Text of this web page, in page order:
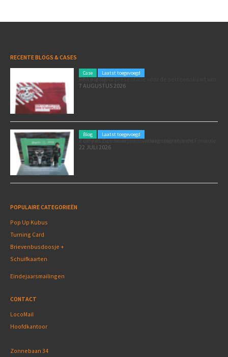
RECENTE BLOGS & CASES
Case Laatst toegevoegd
Een premium presentatie voor de seizoenskaart van RB Leipzig
7 AUGUSTUS 2026
Blog Laatst toegevoegd
Poleposition voor je marketing: zó zet je de Formule 1 GP van Zandvoort in als marketingmoment
22 JULI 2026
POPULAIRE CATEGORIEËN
Pop Up Kubus
Turning Card
Brievenbusdoosje +
Schuifkaarten
Eindejaarsmailingen
CONTACT
LocoMail
Hoofdkantoor
Zonnebaan 34